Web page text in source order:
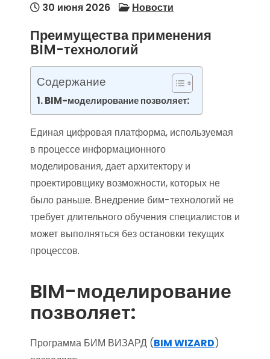
30 июня 2026 Новости
Преимущества применения
BIM-технологий
Содержание
BIM-моделирование позволяет:
Единая цифровая платформа, используемая
в процессе информационного
моделирования, дает архитектору и
проектировщику возможности, которых не
было раньше. Внедрение бим-технологий не
требует длительного обучения специалистов и
может выполняться без остановки текущих
процессов.
BIM-моделирование
позволяет:
Программа БИМ ВИЗАРД (BIM WIZARD)